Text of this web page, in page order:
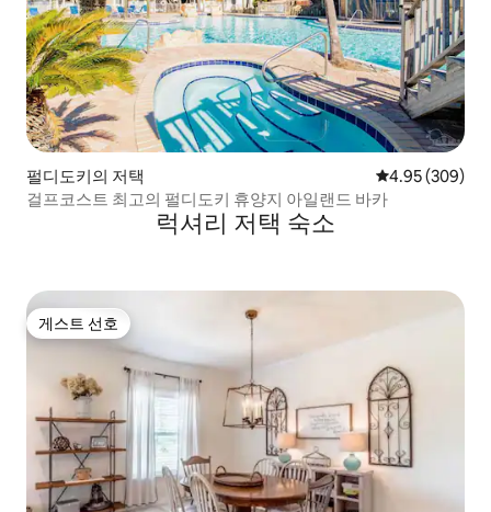
펄디도키의 저택 평점 4.95점(5
4.95 (309)
걸프코스트 최고의 펄디도키 휴양지 아일랜드 바카
럭셔리 저택 숙소
게스트 선호
게스트 선호